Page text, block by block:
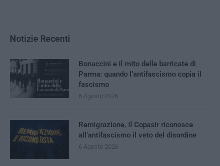
Notizie Recenti
Bonaccini e il mito delle barricate di
Parma: quando l’antifascismo copia il
fascismo
6 Agosto 2026
Remigrazione, il Copasir riconosce
all’antifascismo il veto del disordine
6 Agosto 2026